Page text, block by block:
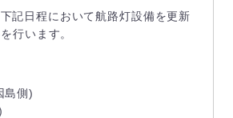
記日程において航路灯設備を更新
行います。
島側)